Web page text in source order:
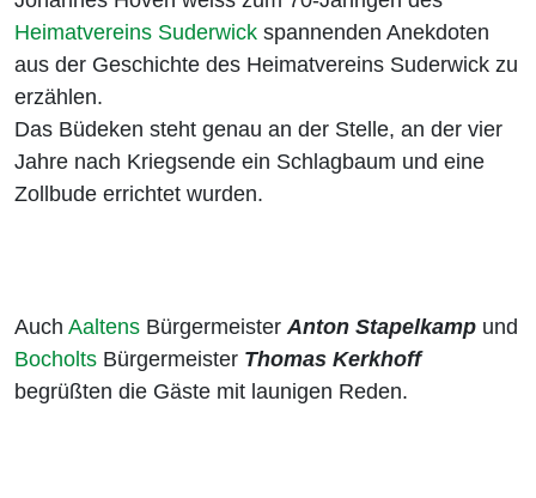
Heimatvereins Suderwick spannenden Anekdoten
aus der Geschichte des Heimatvereins Suderwick zu
erzählen.
Das Büdeken steht genau an der Stelle, an der vier
Jahre nach Kriegsende ein Schlagbaum und eine
Zollbude errichtet wurden.
Auch Aaltens BürgermeisterAnton Stapelkamp und
Bocholts Bürgermeister Thomas Kerkhoff
begrüßten die Gäste mit launigen Reden.